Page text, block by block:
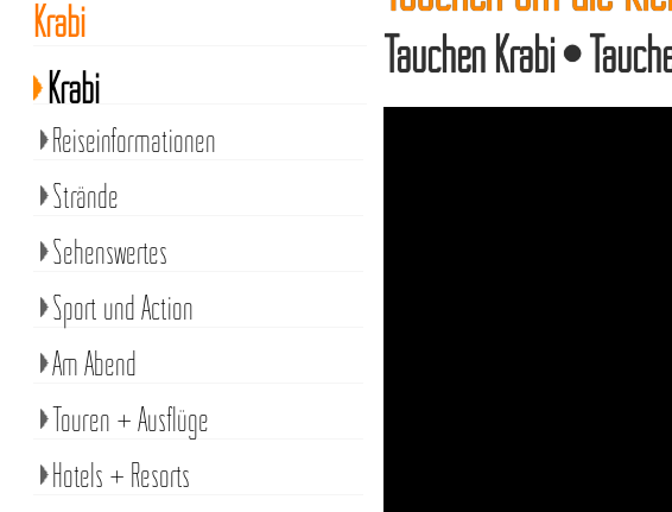
Tauchen Krabi •
Krabi
Krabi
Reiseinformationen
Strände
Sehenswertes
Sport und Action
Am Abend
Touren + Ausflüge
Hotels + Resorts